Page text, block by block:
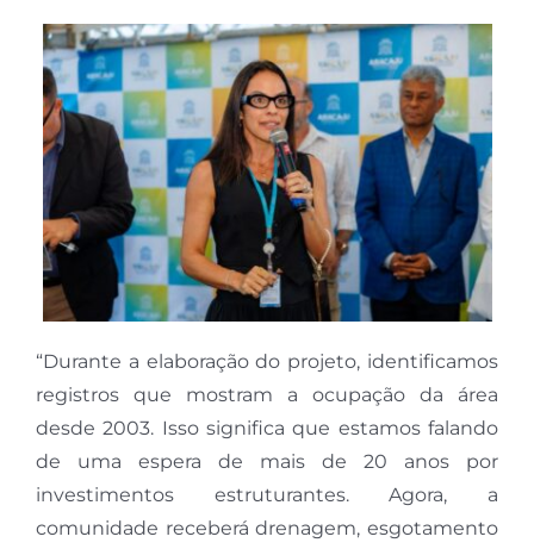
“Durante a elaboração do projeto, identificamos
registros que mostram a ocupação da área
desde 2003. Isso significa que estamos falando
de uma espera de mais de 20 anos por
investimentos estruturantes. Agora, a
comunidade receberá drenagem, esgotamento